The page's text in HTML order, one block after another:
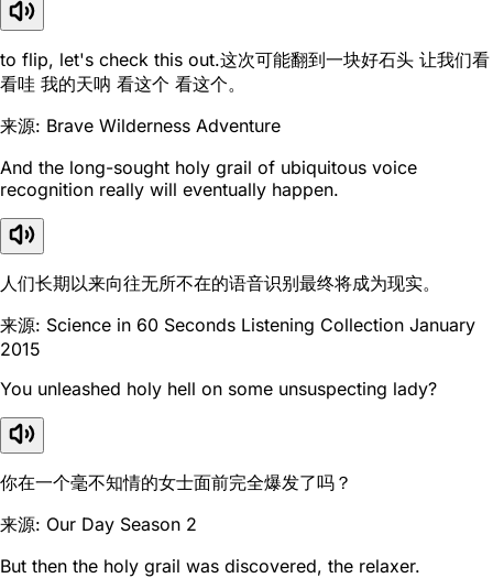
to flip, let's check this out.这次可能翻到一块好石头 让我们看
看哇 我的天呐 看这个 看这个。
来源: Brave Wilderness Adventure
And the long-sought holy grail of ubiquitous voice
recognition really will eventually happen.
人们长期以来向往无所不在的语音识别最终将成为现实。
来源: Science in 60 Seconds Listening Collection January
2015
You unleashed holy hell on some unsuspecting lady?
你在一个毫不知情的女士面前完全爆发了吗？
来源: Our Day Season 2
But then the holy grail was discovered, the relaxer.